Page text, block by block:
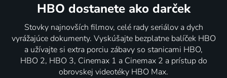
HBO dostanete ako darček
Stovky najnovších filmov, celé rady seriálov a dych
vyrážajúce dokumenty. Vyskúšajte bezplatne balíček HBO
a užívajte si extra porciu zábavy so stanicami HBO,
HBO 2, HBO 3, Cinemax 1 a Cinemax 2 a prístup do
obrovskej videotéky HBO Max.